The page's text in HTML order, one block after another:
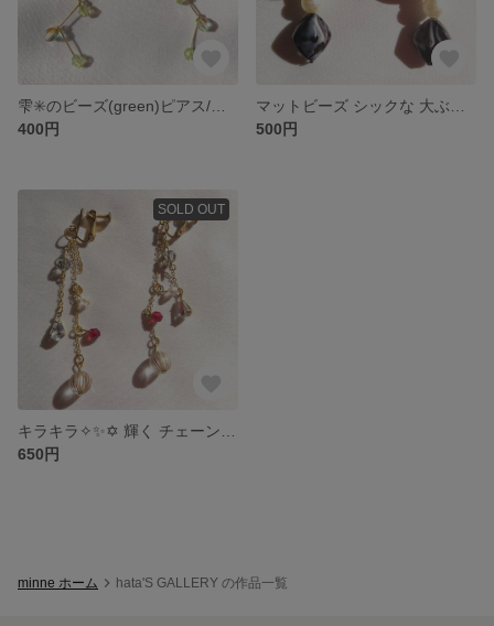
400円
500円
SOLD OUT
650円
minne ホーム hata'S GALLERY の作品一覧